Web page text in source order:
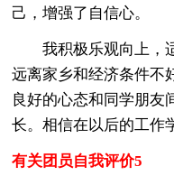
己，增强了自信心。
我积极乐观向上，
远离家乡和经济条件不
良好的心态和同学朋友
长。相信在以后的工作
有关团员自我评价5